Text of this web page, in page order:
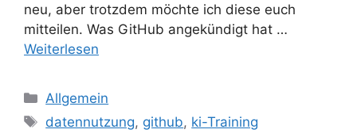
neu, aber trotzdem möchte ich diese euch
mitteilen. Was GitHub angekündigt hat …
Weiterlesen
Kategorien
Allgemein
Schlagwörter
datennutzung, github, ki-Training